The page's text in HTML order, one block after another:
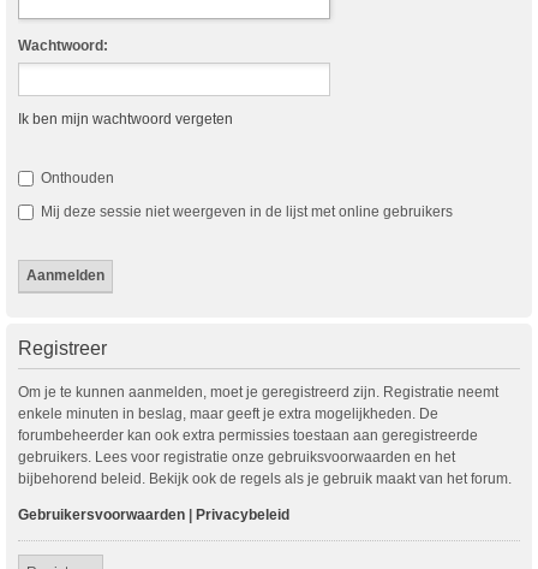
Wachtwoord:
Ik ben mijn wachtwoord vergeten
Onthouden
Mij deze sessie niet weergeven in de lijst met online gebruikers
Registreer
Om je te kunnen aanmelden, moet je geregistreerd zijn. Registratie neemt
enkele minuten in beslag, maar geeft je extra mogelijkheden. De
forumbeheerder kan ook extra permissies toestaan aan geregistreerde
gebruikers. Lees voor registratie onze gebruiksvoorwaarden en het
bijbehorend beleid. Bekijk ook de regels als je gebruik maakt van het forum.
Gebruikersvoorwaarden | Privacybeleid